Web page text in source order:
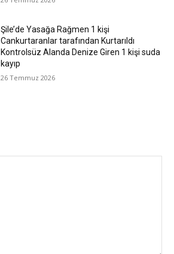
Şile’de Yasağa Rağmen 1 kişi
Cankurtaranlar tarafından Kurtarıldı
Kontrolsüz Alanda Denize Giren 1 kişi suda
kayıp
26 Temmuz 2026